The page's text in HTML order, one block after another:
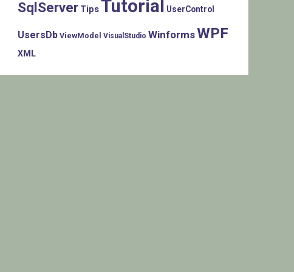
SqlServer TipsTutorial UserControl
UsersDb ViewModel VisualStudio WinformsWPF
XML